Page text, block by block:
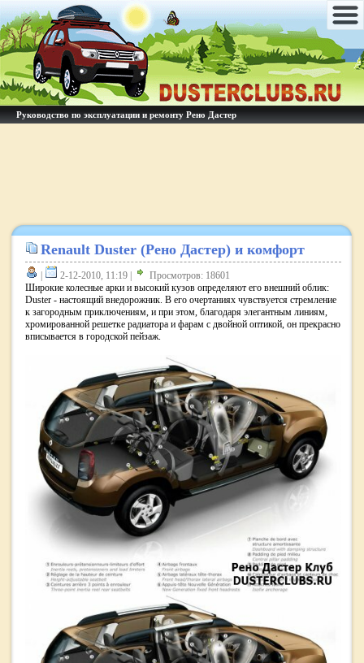
Руководство по эксплуатации и ремонту Рено Дастер
Renault Duster (Рено Дастер) и комфорт
2-12-2010, 11:19 |
Просмотров: 18601
Широкие колесные арки и высокий кузов определяют его внешний облик:
Duster - настоящий внедорожник. В его очертаниях чувствуется стремление
к загородным приключениям, и при этом, благодаря элегантным линиям,
хромированной решетке радиатора и фарам с двойной оптикой, он прекрасно
вписывается в городской пейзаж.